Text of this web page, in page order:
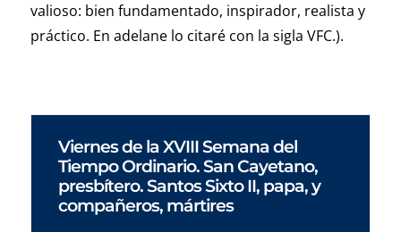
valioso: bien fundamentado, inspirador, realista y
práctico. En adelane lo citaré con la sigla VFC.).
Viernes de la XVIII Semana del
Tiempo Ordinario. San Cayetano,
presbítero. Santos Sixto II, papa, y
compañeros, mártires